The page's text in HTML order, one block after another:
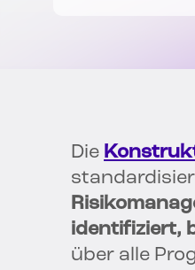
Die
identifiziert,
über alle